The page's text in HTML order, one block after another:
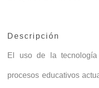
Descripción
El uso de la
procesos educativos